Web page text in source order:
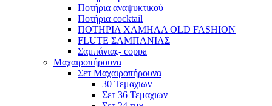
Ποτήρια αναψυκτικού
Ποτήρια cocktail
ΠΟΤΗΡΙΑ ΧΑΜΗΛΑ OLD FASHION
FLUTE ΣΑΜΠΑΝΙΑΣ
Σαμπάνιας- coppa
Μαχαιροπήρουνα
Σετ Μαχαιροπήρουνα
30 Τεμαχιων
Σετ 36 Τεμαχιων